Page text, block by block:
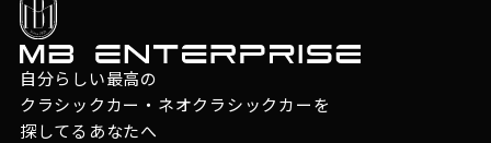
自分らしい最高の
クラシックカー・ネオクラシックカーを
探してるあなたへ